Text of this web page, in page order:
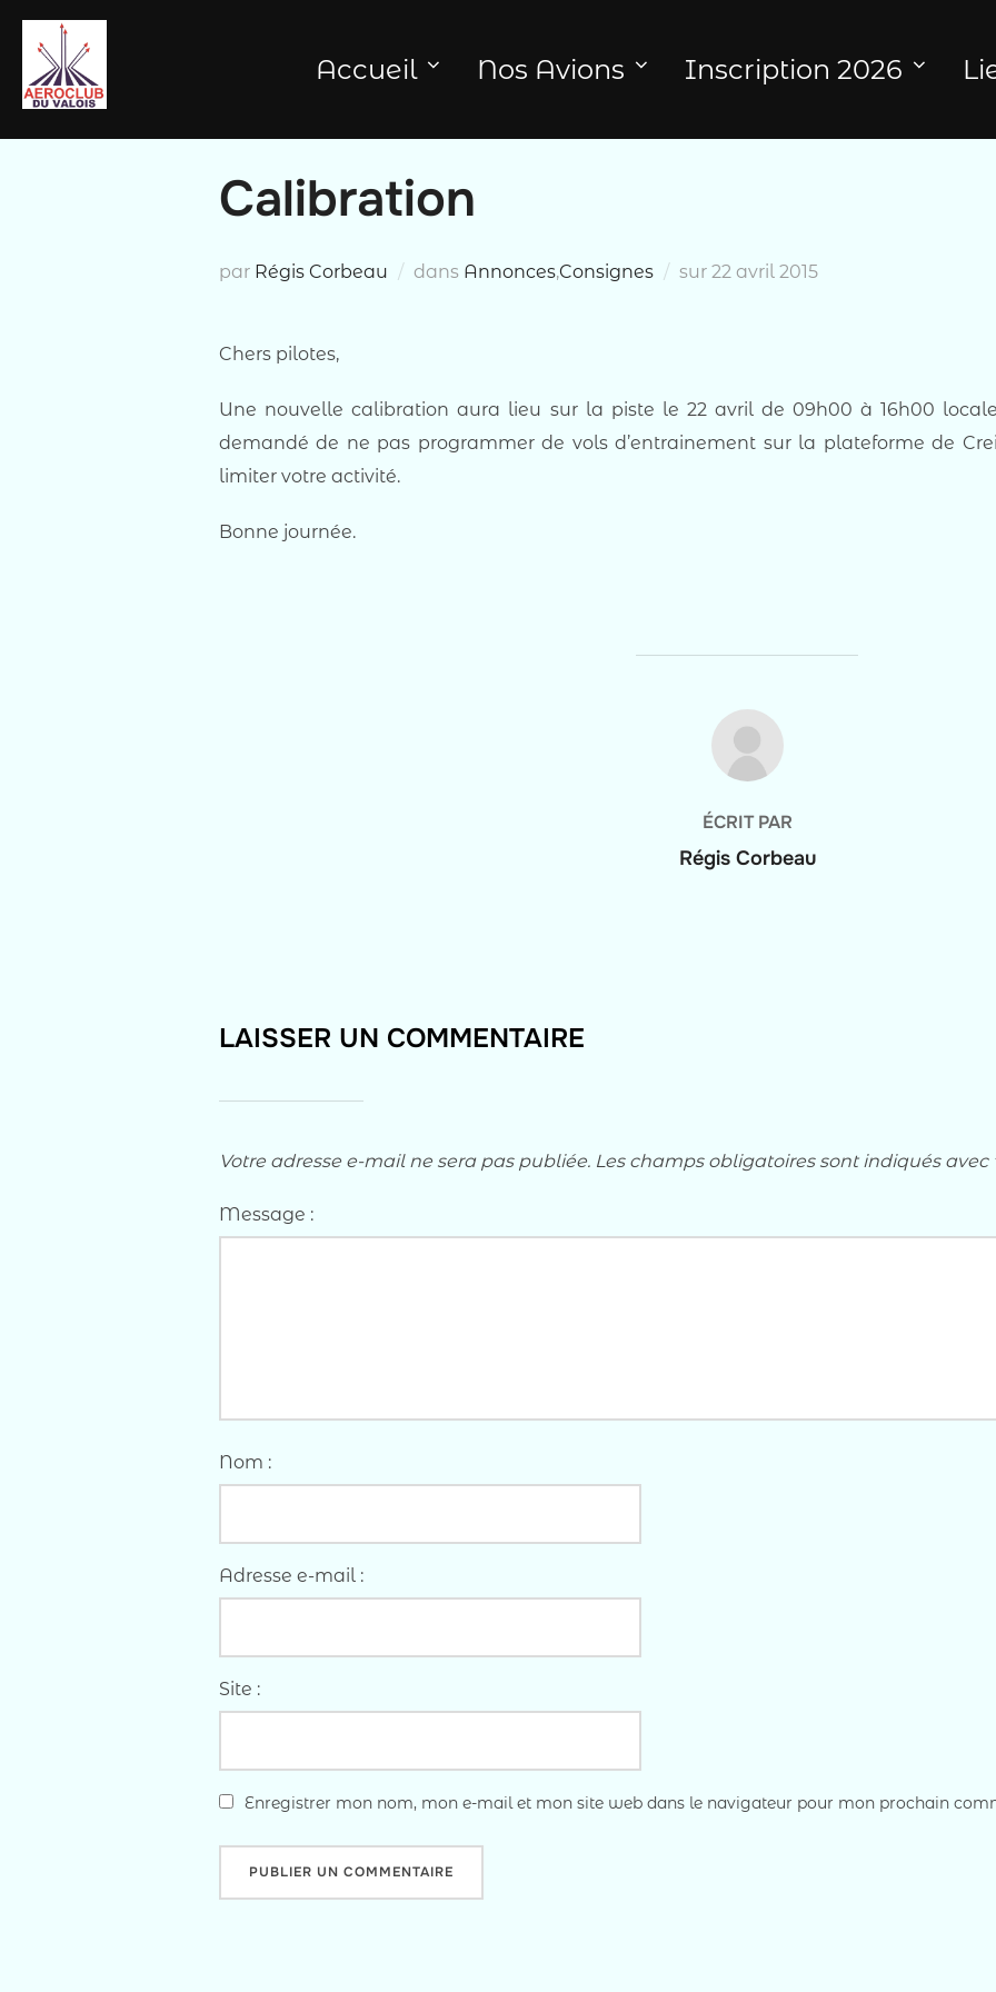
contenu
Accueil Nos Avions Inscription 2026
Calibration
par Régis Corbeau dans Annonces,Consignes sur Publié
22 avril 2015
Chers pilotes,
Une nouvelle calibration aura lieu sur la piste le 22 avril de 09h00 à 16h00
demandé de ne pas programmer de vols d’entrainement sur la plateforme de
limiter votre activité.
Bonne journée.
AUTEUR DE LA PUBLICATION
ÉCRIT PAR
Régis Corbeau
LAISSER UN COMMENTAIRE
Votre adresse e-mail ne sera pas publiée. Les champs obligatoires sont indiqués avec
Message :
Nom :
Adresse e-mail :
Site :
Enregistrer mon nom, mon e-mail et mon site web dans le navigateur pour mon prochain